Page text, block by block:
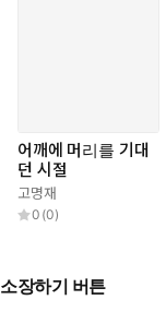
어깨에 머리를 기대
던 시절
고명재
0 (0)
소장하기 버튼